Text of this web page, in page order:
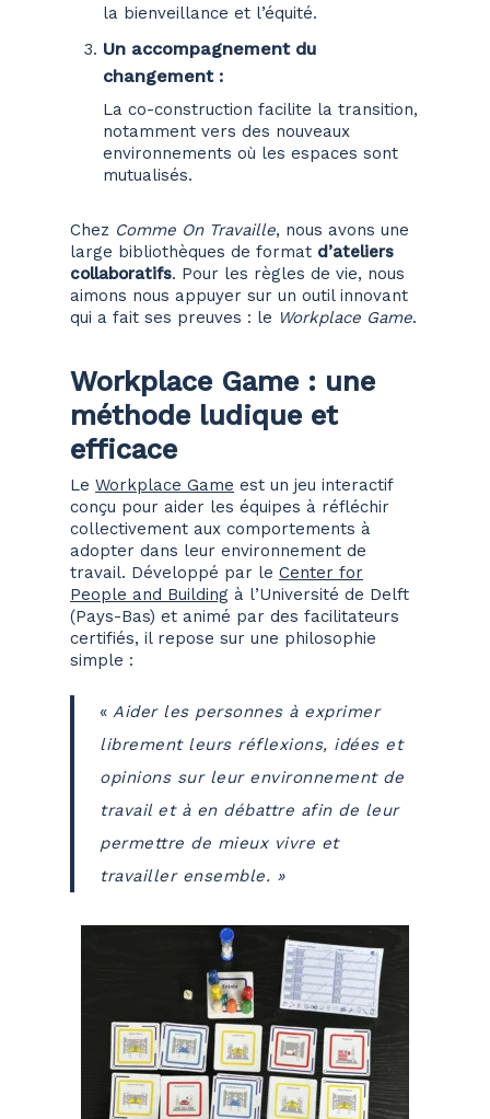
la bienveillance et l’équité.
Un accompagnement du
changement:
La co-construction facilite la transition,
notamment vers des nouveaux
environnements où les espaces sont
mutualisés.
Chez Comme On Travaille, nous avons une
large bibliothèques de format d’ateliers
collaboratifs. Pour les règles de vie, nous
aimons nous appuyer sur un outil innovant
qui a fait ses preuves : le Workplace Game.
Workplace Game : une
méthode ludique et
efficace
LeWorkplace Game est un jeu interactif
conçu pour aider les équipes à réfléchir
collectivement aux comportements à
adopter dans leur environnement de
travail. Développé par leCenter for
People and Building à l’Université de Delft
(Pays-Bas) et animé par des facilitateurs
certifiés, il repose sur une philosophie
simple :
« Aider les personnes à exprimer
librement leurs réflexions, idées et
opinions sur leur environnement de
travail et à en débattre afin de leur
permettre de mieux vivre et
travailler ensemble. »